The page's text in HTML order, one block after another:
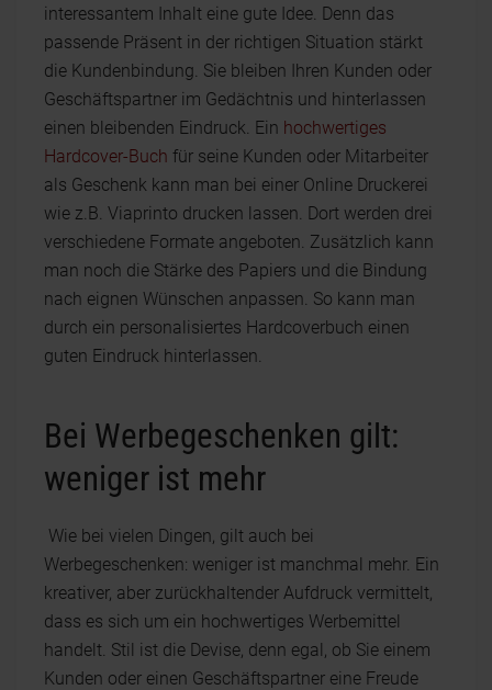
interessantem Inhalt eine gute Idee. Denn das
passende Präsent in der richtigen Situation stärkt
die Kundenbindung. Sie bleiben Ihren Kunden oder
Geschäftspartner im Gedächtnis und hinterlassen
einen bleibenden Eindruck. Ein hochwertiges
Hardcover-Buch für seine Kunden oder Mitarbeiter
als Geschenk kann man bei einer Online Druckerei
wie z.B. Viaprinto drucken lassen. Dort werden drei
verschiedene Formate angeboten. Zusätzlich kann
man noch die Stärke des Papiers und die Bindung
nach eignen Wünschen anpassen. So kann man
durch ein personalisiertes Hardcoverbuch einen
guten Eindruck hinterlassen.
Bei Werbegeschenken gilt:
weniger ist mehr
Wie bei vielen Dingen, gilt auch bei
Werbegeschenken: weniger ist manchmal mehr. Ein
kreativer, aber zurückhaltender Aufdruck vermittelt,
dass es sich um ein hochwertiges Werbemittel
handelt. Stil ist die Devise, denn egal, ob Sie einem
Kunden oder einen Geschäftspartner eine Freude